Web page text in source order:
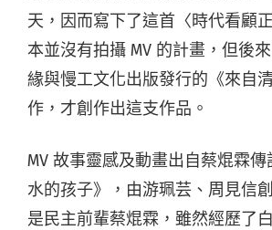
天，因而寫下了這首〈時代看顧
本並沒有拍攝 MV 的計畫，但後
緣與慢工文化出版發行的《來自
作，才創作出這支作品。
MV 故事靈感及動畫出自蔡焜霖
水的孩子》，由游珮芸、周見信
是民主前輩蔡焜霖，雖然經歷了